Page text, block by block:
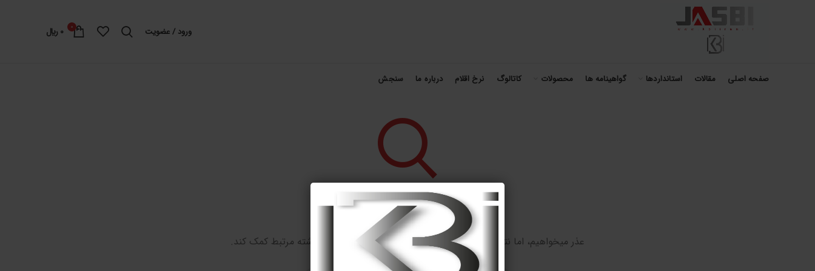
ورود / عضویت 0
0 ﷼
صفحه اصلی مقالات استانداردها گواهینامه ها محصولات کاتالوگ نرخ اقلام درباره ما سنجش
چیزی پیدا نشد
عذر میخواهیم، اما نتیجه ای یافت نشد. شاید جستجو به یافتن یک نوشته مرتبط کمک کند.